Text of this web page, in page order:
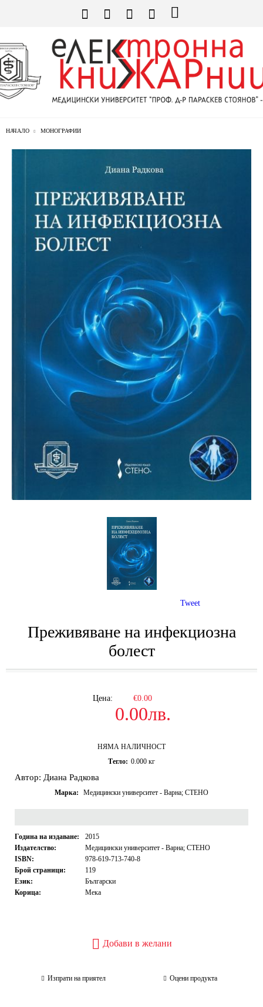
НАЧАЛО МОНОГРАФИИ
Преживяване на инфекциозна
болест
Цена: €0.00
0.00лв.
НЯМА НАЛИЧНОСТ
Тегло: 0.000 кг
Автор: Диана Радкова
Марка: Медицински университет - Варна; СТЕНО
Година на издаване:
2015
Издателство:
Медицински университет - Варна; СТЕНО
ISBN:
978-619-713-740-8
Брой страници:
119
Език:
Български
Корица:
Мека
Добави в желани
Изпрати на приятел Оцени продукта
Tweet